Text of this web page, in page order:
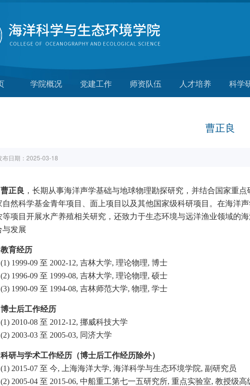
学院概况 党建工作 师资队伍 人才培养 科学
曹正良
布日期： 2025-03-18
曹正良 ，长期从事海洋声学基础与地球物理勘探研究，并结合国家重
自然科学基金青年项目、面上项目以及其他国家级科研项目。在海洋
等项目开展水产养殖相关研究，还致力于生态环境与远洋渔业领域的
与发展
教育经历
(1) 1999-09 至 2002-12, 吉林大学, 理论物理, 博士
(2) 1996-09 至 1999-08, 吉林大学, 理论物理, 硕士
(3) 1990-09 至 1994-08, 吉林师范大学, 物理, 学士
博士后工作经历
(1) 2010-08 至 2012-12, 挪威科技大学
(2) 2003-03 至 2005-03, 同济大学
科研与学术工作经历（博士后工作经历除外）
(1) 2015-07 至 今, 上海海洋大学, 海洋科学与生态环境学院, 副研究员
(2) 2005-04 至 2015-06, 中船重工第七一五研究所, 重点实验室, 教授级高